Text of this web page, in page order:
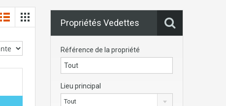
Propriétés Vedettes
Référence de la propriété
Lieu principal
Tout